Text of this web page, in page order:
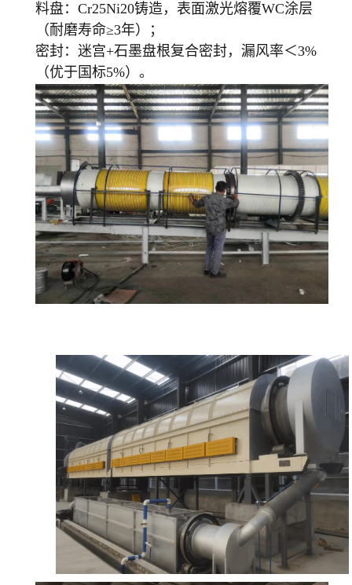
料盘：Cr25Ni20铸造，表面激光熔覆WC涂层
（耐磨寿命≥3年）；
密封：迷宫+石墨盘根复合密封，漏风率＜3%
（优于国标5%）。